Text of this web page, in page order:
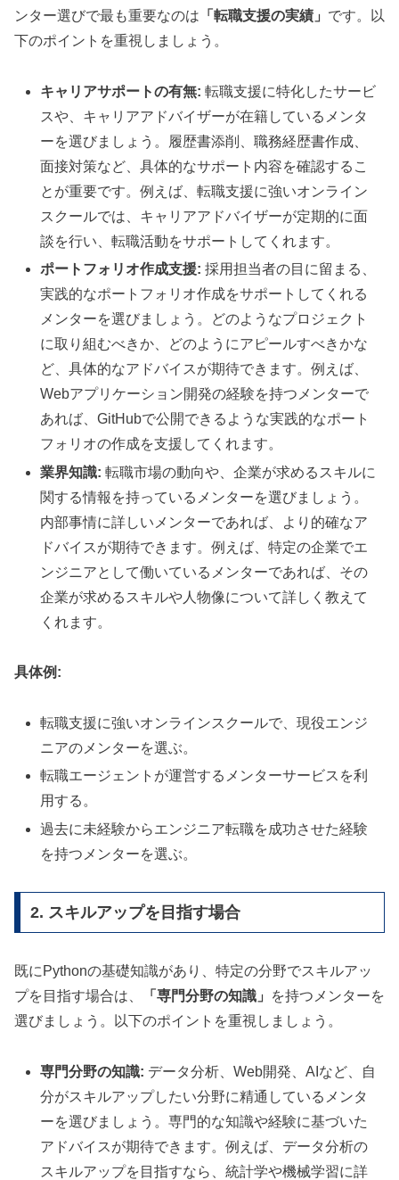
ンター選びで最も重要なのは 「転職支援の実績」 です。以
下のポイントを重視しましょう。
キャリアサポートの有無: 転職支援に特化したサービ
スや、キャリアアドバイザーが在籍しているメンタ
ーを選びましょう。履歴書添削、職務経歴書作成、
面接対策など、具体的なサポート内容を確認するこ
とが重要です。例えば、転職支援に強いオンライン
スクールでは、キャリアアドバイザーが定期的に面
談を行い、転職活動をサポートしてくれます。
ポートフォリオ作成支援: 採用担当者の目に留まる、
実践的なポートフォリオ作成をサポートしてくれる
メンターを選びましょう。どのようなプロジェクト
に取り組むべきか、どのようにアピールすべきかな
ど、具体的なアドバイスが期待できます。例えば、
Webアプリケーション開発の経験を持つメンターで
あれば、GitHubで公開できるような実践的なポート
フォリオの作成を支援してくれます。
業界知識: 転職市場の動向や、企業が求めるスキルに
関する情報を持っているメンターを選びましょう。
内部事情に詳しいメンターであれば、より的確なア
ドバイスが期待できます。例えば、特定の企業でエ
ンジニアとして働いているメンターであれば、その
企業が求めるスキルや人物像について詳しく教えて
くれます。
具体例:
転職支援に強いオンラインスクールで、現役エンジ
ニアのメンターを選ぶ。
転職エージェントが運営するメンターサービスを利
用する。
過去に未経験からエンジニア転職を成功させた経験
を持つメンターを選ぶ。
2. スキルアップを目指す場合
既にPythonの基礎知識があり、特定の分野でスキルアッ
プを目指す場合は、
「専門分野の知識」
を持つメンターを
選びましょう。以下のポイントを重視しましょう。
専門分野の知識: データ分析、Web開発、AIなど、自
分がスキルアップしたい分野に精通しているメンタ
ーを選びましょう。専門的な知識や経験に基づいた
アドバイスが期待できます。例えば、データ分析の
スキルアップを目指すなら、統計学や機械学習に詳